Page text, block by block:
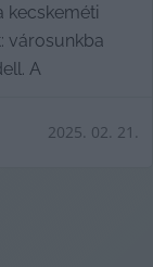
kecskeméti
városunkba
A
2025. 02. 21.